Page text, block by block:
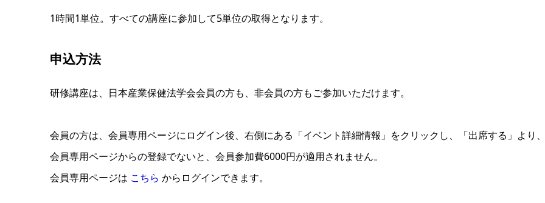
1時間1単位。すべての講座に参加して5単位の取得となります。
申込方法
研修講座は、日本産業保健法学会会員の方も、非会員の方もご参加いただけます。
会員の方は、会員専用ページにログイン後、右側にある「イベント詳細情報」をクリックし、「出席する」より、
会員専用ページからの登録でないと、会員参加費6000円が適用されません。
会員専用ページは こちら からログインできます。